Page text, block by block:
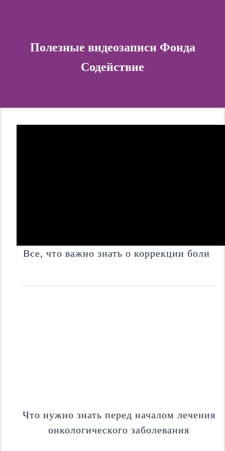
Полезные видеозаписи Фонда
Содействие
Все, что важно знать о коррекции боли
Что нужно знать перед началом лечения
онкологического заболевания